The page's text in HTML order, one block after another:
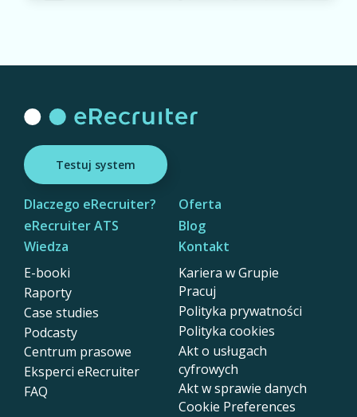
Testuj system
Dlaczego eRecruiter?
eRecruiter ATS
Wiedza
E-booki
Raporty
Case studies
Podcasty
Centrum prasowe
Eksperci eRecruiter
FAQ
Oferta
Blog
Kontakt
Kariera w Grupie
Pracuj
Polityka prywatności
Polityka cookies
Akt o usługach
cyfrowych
Akt w sprawie danych
Cookie Preferences